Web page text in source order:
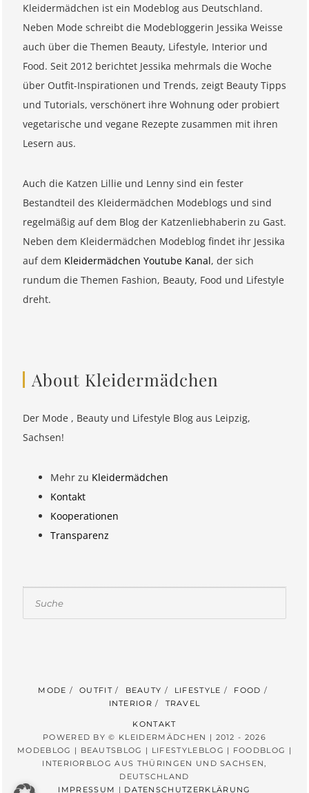
Kleidermädchen ist ein Modeblog aus Deutschland.
Neben Mode schreibt die Modebloggerin Jessika Weisse
auch über die Themen Beauty, Lifestyle, Interior und
Food. Seit 2012 berichtet Jessika mehrmals die Woche
über Outfit-Inspirationen und Trends, zeigt Beauty Tipps
und Tutorials, verschönert ihre Wohnung oder probiert
vegetarische und vegane Rezepte zusammen mit ihren
Lesern aus.
Auch die Katzen Lillie und Lenny sind ein fester
Bestandteil des Kleidermädchen Modeblogs und sind
regelmäßig auf dem Blog der Katzenliebhaberin zu Gast.
Neben dem Kleidermädchen Modeblog findet ihr Jessika
auf dem Kleidermädchen Youtube Kanal, der sich
rundum die Themen Fashion, Beauty, Food und Lifestyle
dreht.
About Kleidermädchen
Der Mode , Beauty und Lifestyle Blog aus Leipzig,
Sachsen!
Mehr zu Kleidermädchen
Kontakt
Kooperationen
Transparenz
MODE OUTFIT BEAUTY LIFESTYLE
FOOD
INTERIOR
TRAVEL
KONTAKT
POWERED BY © KLEIDERMÄDCHEN | 2012 - 2026
MODEBLOG | BEAUTSBLOG | LIFESTYLEBLOG | FOODBLOG |
INTERIORBLOG AUS THÜRINGEN UND SACHSEN,
DEUTSCHLAND
IMPRESSUM | DATENSCHUTZERKLÄRUNG